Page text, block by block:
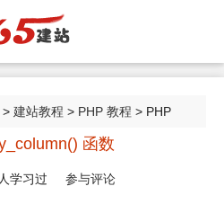
> 建站教程 > PHP 教程 > PHP
函数
人学习过 参与评论